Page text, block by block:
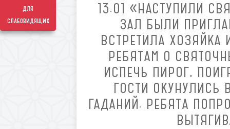
для
слабовидящих
13.01 «НАСТУПИЛИ
ЗАЛ БЫЛИ
ВСТРЕТИЛА
РЕБЯТАМ О
ИСПЕЧЬ ПИРОГ,
ГОСТИ ОКУНУЛИСЬ
ГАДАНИЙ. РЕБЯТА